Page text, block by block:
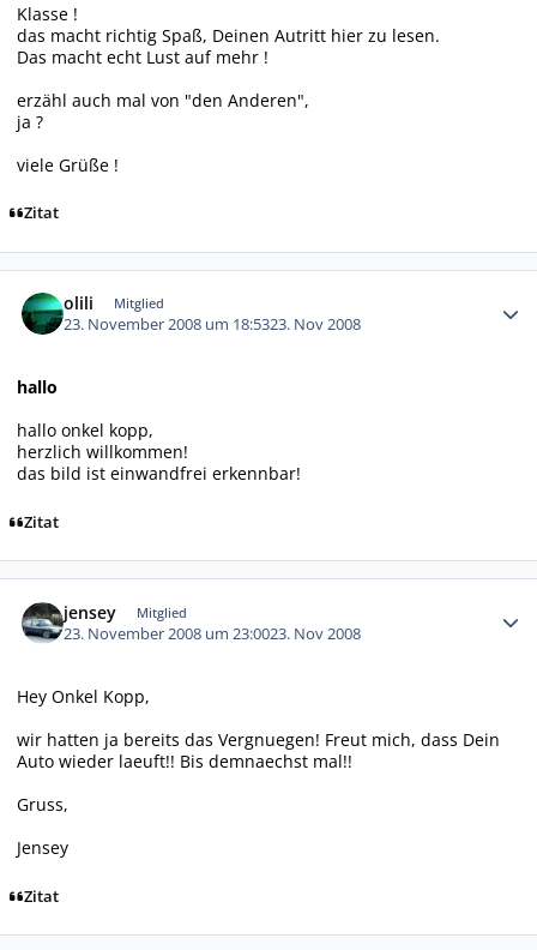
Klasse !
das macht richtig Spaß, Deinen Autritt hier zu lesen.
Das macht echt Lust auf mehr !
erzähl auch mal von "den Anderen",
ja ?
viele Grüße !
Zitat
olili Mitglied
23. November 2008 um 18:5323. Nov 2008
hallo
hallo onkel kopp,
herzlich willkommen!
das bild ist einwandfrei erkennbar!
Zitat
jensey Mitglied
23. November 2008 um 23:0023. Nov 2008
Hey Onkel Kopp,
wir hatten ja bereits das Vergnuegen! Freut mich, dass Dein
Auto wieder laeuft!! Bis demnaechst mal!!
Gruss,
Jensey
Zitat